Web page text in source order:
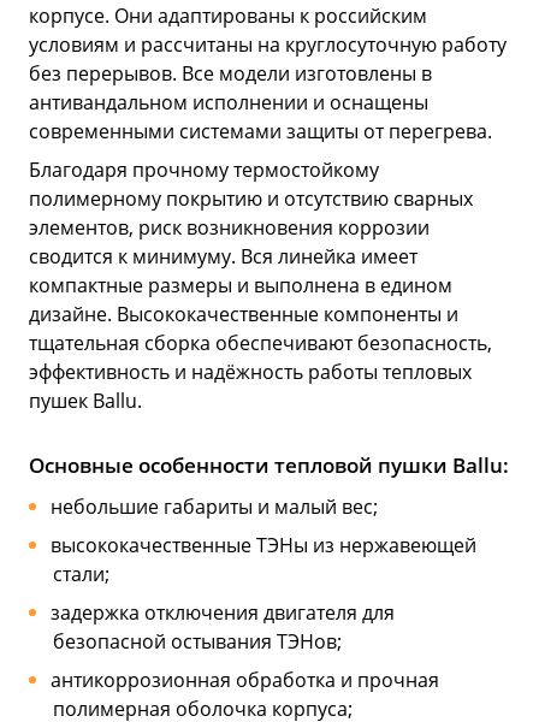
корпусе. Они адаптированы к российским
условиям и рассчитаны на круглосуточную работу
без перерывов. Все модели изготовлены в
антивандальном исполнении и оснащены
современными системами защиты от перегрева.
Благодаря прочному термостойкому
полимерному покрытию и отсутствию сварных
элементов, риск возникновения коррозии
сводится к минимуму. Вся линейка имеет
компактные размеры и выполнена в едином
дизайне. Высококачественные компоненты и
тщательная сборка обеспечивают безопасность,
эффективность и надёжность работы тепловых
пушек Ballu.
Основные особенности тепловой пушки Ballu:
небольшие габариты и малый вес;
высококачественные ТЭНы из нержавеющей
стали;
задержка отключения двигателя для
безопасной остывания ТЭНов;
антикоррозионная обработка и прочная
полимерная оболочка корпуса;